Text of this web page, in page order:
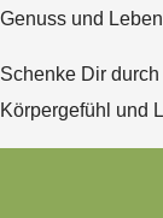
Genuss und
Schenke Dir
Körpergefühl und